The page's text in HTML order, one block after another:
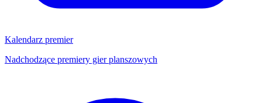
Kalendarz premier
Nadchodzące premiery gier planszowych